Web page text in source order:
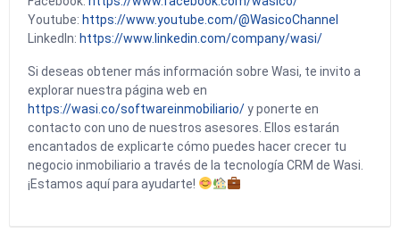
Youtube: https://www.youtube.com/@WasicoChannel
LinkedIn: https://www.linkedin.com/company/wasi/
Si deseas obtener más información sobre Wasi, te invito a
explorar nuestra página web en
https://wasi.co/softwareinmobiliario/y ponerte en
contacto con uno de nuestros asesores. Ellos estarán
encantados de explicarte cómo puedes hacer crecer tu
negocio inmobiliario a través de la tecnología CRM de Wasi.
¡Estamos aquí para ayudarte!